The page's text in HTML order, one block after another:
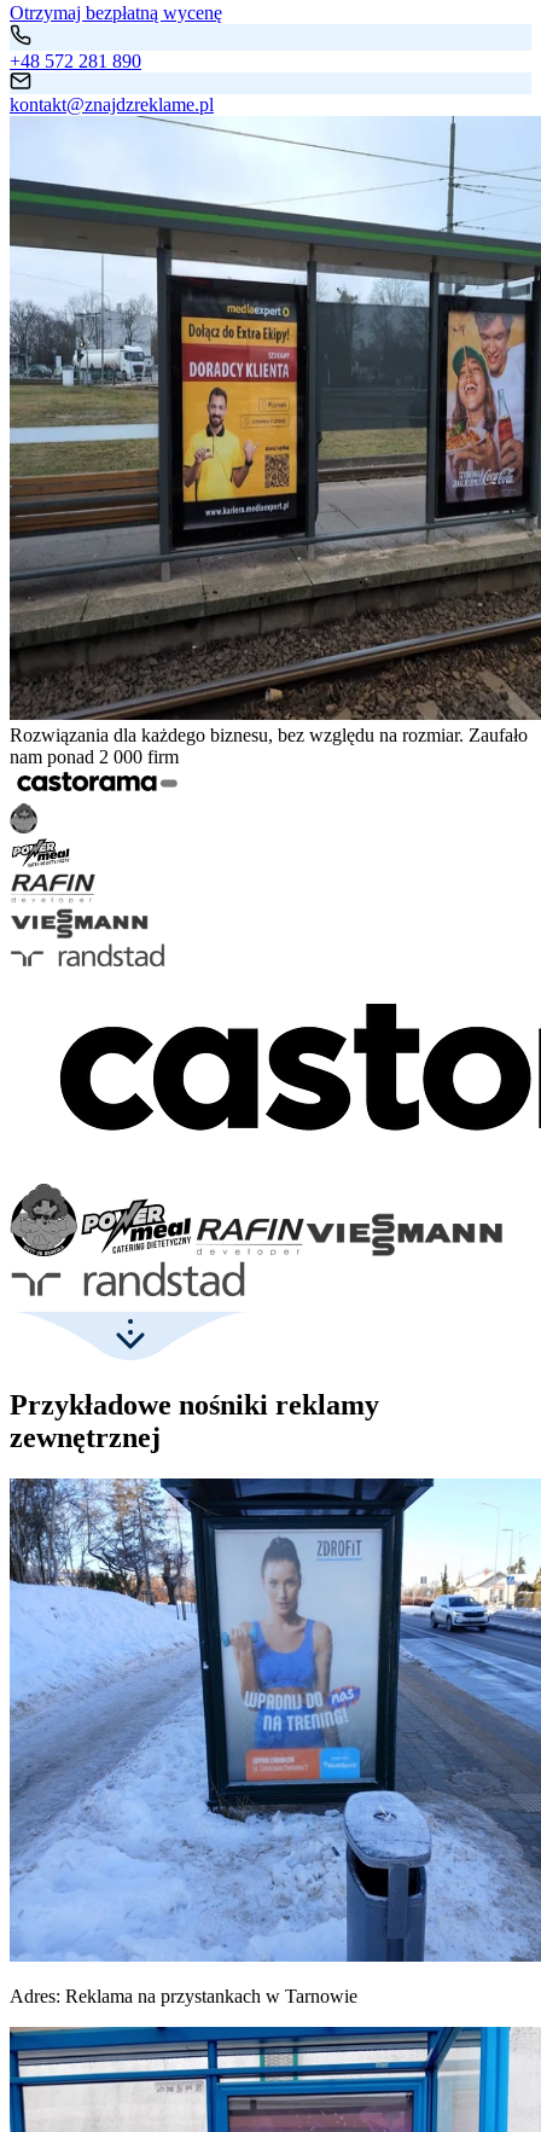
Otrzymaj bezpłatną wycenę
+48 572 281 890
kontakt@znajdzreklame.pl
Rozwiązania dla każdego biznesu, bez względu na rozmiar. Zaufało
nam ponad 2 000 firm
Przykładowe nośniki reklamy
zewnętrznej
Adres: Reklama na przystankach w Tarnowie